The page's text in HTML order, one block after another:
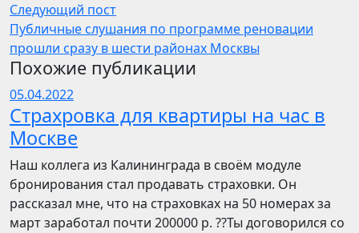
Следующий пост
Публичные слушания по программе реновации
прошли сразу в шести районах Москвы
Похожие публикации
05.04.2022
Страхровка для квартиры на час в
Москве
Наш коллега из Калининграда в своём модуле
бронирования стал продавать страховки. Он
рассказал мне, что на страховках на 50 номерах за
март заработал почти 200000 р. ??Ты договорился со